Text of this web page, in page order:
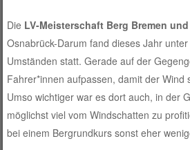
Die LV-Meisterschaft Berg Bremen
Osnabrück-Darum fand dieses Jahr
Umständen statt. Gerade auf der
Fahrer*innen aufpassen, damit der Wind
Umso wichtiger war es dort auch, in der
möglichst viel vom Windschatten zu
bei einem Bergrundkurs sonst eher